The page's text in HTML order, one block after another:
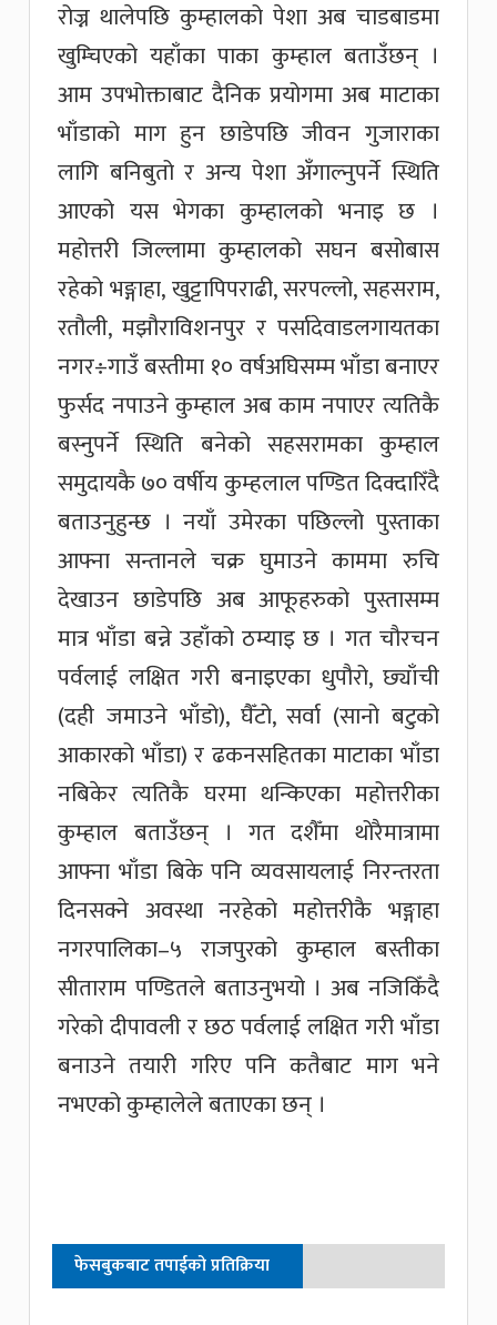
रोज्न थालेपछि कुम्हालको पेशा अब चाडबाडमा
खुम्चिएको यहाँका पाका कुम्हाल बताउँछन् ।
आम उपभोक्ताबाट दैनिक प्रयोगमा अब माटाका
भाँडाको माग हुन छाडेपछि जीवन गुजाराका
लागि बनिबुतो र अन्य पेशा अँगाल्नुपर्ने स्थिति
आएको यस भेगका कुम्हालको भनाइ छ ।
महोत्तरी जिल्लामा कुम्हालको सघन बसोबास
रहेको भङ्गाहा, खुट्टापिपराढी, सरपल्लो, सहसराम,
रतौली, मझौराविशनपुर र पर्सादेवाडलगायतका
नगर÷गाउँ बस्तीमा १० वर्षअघिसम्म भाँडा बनाएर
फुर्सद नपाउने कुम्हाल अब काम नपाएर त्यतिकै
बस्नुपर्ने स्थिति बनेको सहसरामका कुम्हाल
समुदायकै ७० वर्षीय कुम्हलाल पण्डित दिक्दारिँदै
बताउनुहुन्छ । नयाँ उमेरका पछिल्लो पुस्ताका
आफ्ना सन्तानले चक्र घुमाउने काममा रुचि
देखाउन छाडेपछि अब आफूहरुको पुस्तासम्म
मात्र भाँडा बन्ने उहाँको ठम्याइ छ । गत चौरचन
पर्वलाई लक्षित गरी बनाइएका धुपौरो, छ्याँची
(दही जमाउने भाँडो), घैँटो, सर्वा (सानो बटुको
आकारको भाँडा) र ढकनसहितका माटाका भाँडा
नबिकेर त्यतिकै घरमा थन्किएका महोत्तरीका
कुम्हाल बताउँछन् । गत दशैँमा थोरैमात्रामा
आफ्ना भाँडा बिके पनि व्यवसायलाई निरन्तरता
दिनसक्ने अवस्था नरहेको महोत्तरीकै भङ्गाहा
नगरपालिका–५ राजपुरको कुम्हाल बस्तीका
सीताराम पण्डितले बताउनुभयो । अब नजिकिँदै
गरेको दीपावली र छठ पर्वलाई लक्षित गरी भाँडा
बनाउने तयारी गरिए पनि कतैबाट माग भने
नभएको कुम्हालेले बताएका छन् ।
फेसबुकबाट तपाईको प्रतिक्रिया